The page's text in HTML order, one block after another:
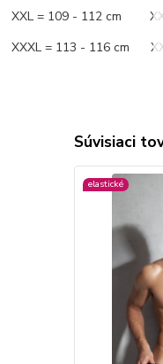
XXL = 109 - 112 cm
XXXL = 113 - 116 cm
Súvisiaci
elastické